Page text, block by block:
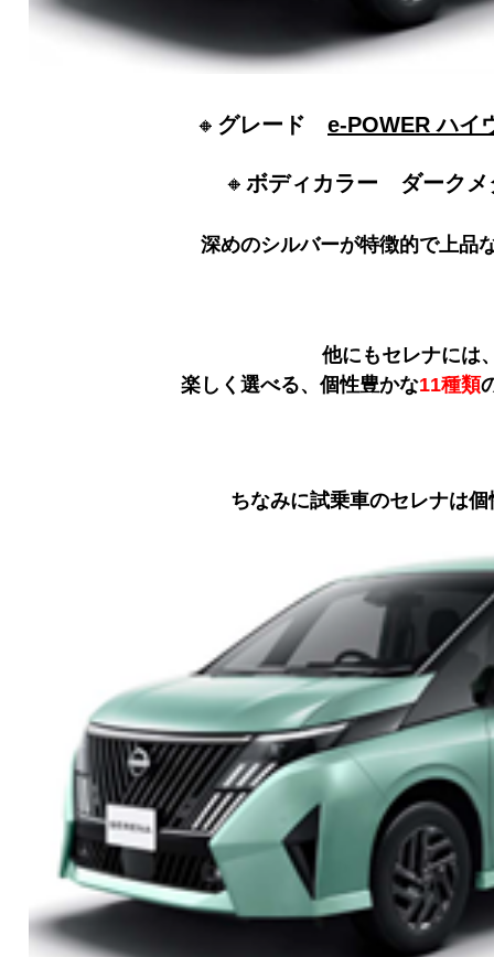
🔸 グレード e-POWER ハイ
🔸 ボディカラー ダークメ
深めのシルバーが特徴的で上品
他にもセレナには
楽しく選べる、個性豊かな11種類
ちなみに試乗車のセレナは個